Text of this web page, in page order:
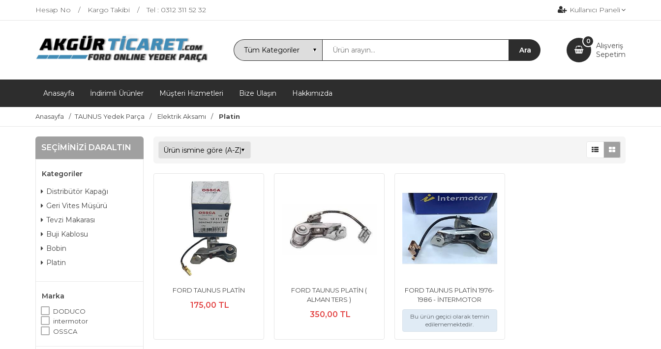
Hesap No Kargo Takibi Tel : 0312 311 52 32 Kullanıcı Paneli
Alışveriş
Sepetim
0
Anasayfa İndirimli Ürünler Müşteri Hizmetleri Bize Ulaşın Hakkımızda
Anasayfa TAUNUS Yedek Parça Elektrik Aksamı Platin
SEÇIMINIZI DARALTIN
Kategoriler
Distribütör Kapağı
Geri Vites Müşürü
Tevzi Makarası
Buji Kablosu
Bobin
Platin
Marka
DODUCO
intermotor
OSSCA
FORD TAUNUS PLATİN
175,00 TL
FORD TAUNUS PLATİN (
ALMAN TERS )
350,00 TL
FORD TAUNUS PLATİN 1976-
1986 - İNTERMOTOR
Bu ürün geçici olarak temin
edilememektedir.